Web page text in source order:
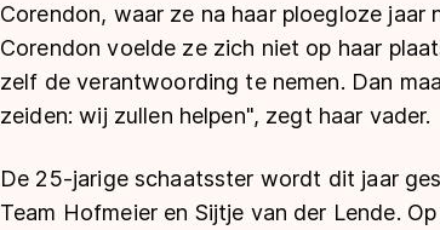
Corendon, waar ze na haar ploegloze
Corendon voelde ze zich niet op haar
zelf de verantwoording te nemen. Dan
zeiden: wij zullen helpen", zegt haar vader.
De 25-jarige schaatsster wordt dit jaar
Team Hofmeier en Sijtje van der Lende.